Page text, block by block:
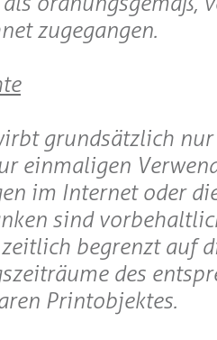
zugegangen.
grundsätzlich
einmaligen
im Internet oder
sind
begrenzt auf
des
Printobjektes.